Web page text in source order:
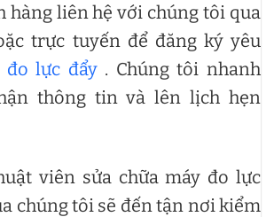
hàng liên hệ với chúng tôi qua
trực tuyến để đăng ký yêu
đo lực đẩy. Chúng tôi nhanh
thông tin và lên lịch hẹn
viên sửa chữa máy đo lực
chúng tôi sẽ đến tận nơi kiểm